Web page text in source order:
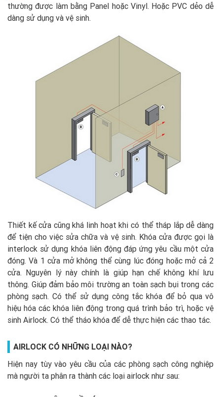
thường được làm bằng Panel hoặc Vinyl. Hoặc PVC dẻo dễ
dàng sử dụng và vệ sinh.
Thiết kế cửa cũng khá linh hoạt khi có thể tháp lắp dễ dàng
để tiện cho việc sửa chữa và vệ sinh. Khóa cửa được gọi là
interlock sử dụng khóa liên động đáp ứng yêu cầu một cửa
đóng. Và 1 cửa mở không thể cùng lúc đóng hoặc mở cả 2
cửa. Nguyên lý này chính là giúp hạn chế không khí lưu
thông. Giúp đảm bảo môi trường an toàn sạch bụi trong các
phòng sạch. Có thể sử dụng công tắc khóa để bỏ qua vô
hiệu hóa các khóa liên động trong quá trình bảo trì, hoặc vệ
sinh Airlock. Có thể tháo khóa để dễ thực hiện các thao tác.
AIRLOCK CÓ NHỮNG LOẠI NÀO?
Hiện nay tùy vào yêu cầu của các phòng sạch công nghiệp
mà người ta phân ra thành các loại airlock như sau: